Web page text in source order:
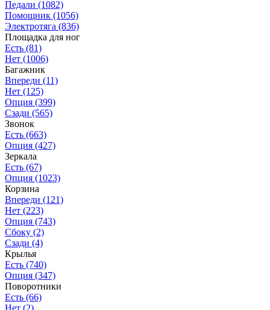
Педали (1082)
Помощник (1056)
Электротяга (836)
Площадка для ног
Есть (81)
Нет (1006)
Багажник
Впереди (11)
Нет (125)
Опция (399)
Сзади (565)
Звонок
Есть (663)
Опция (427)
Зеркала
Есть (67)
Опция (1023)
Корзина
Впереди (121)
Нет (223)
Опция (743)
Сбоку (2)
Сзади (4)
Крылья
Есть (740)
Опция (347)
Поворотники
Есть (66)